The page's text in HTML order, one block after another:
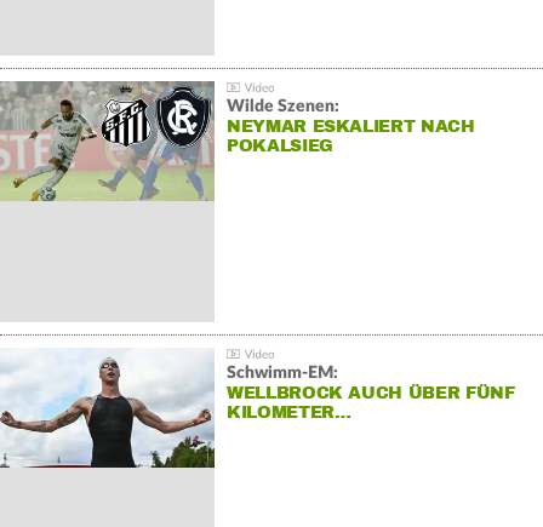
Wilde Szenen:
NEYMAR ESKALIERT NACH
POKALSIEG
Schwimm-EM:
WELLBROCK AUCH ÜBER FÜNF
KILOMETER…